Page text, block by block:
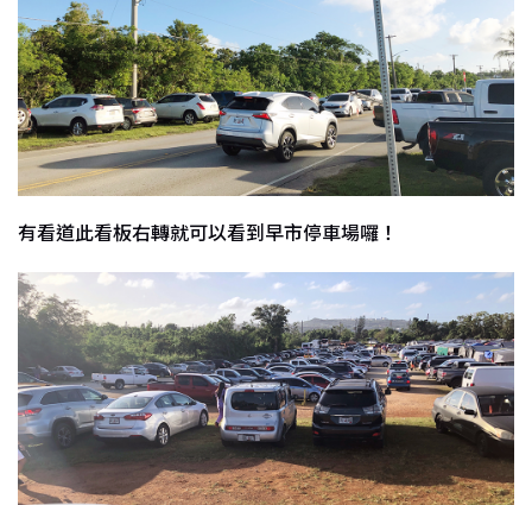
有看道此看板右轉就可以看到早市停車場囉！